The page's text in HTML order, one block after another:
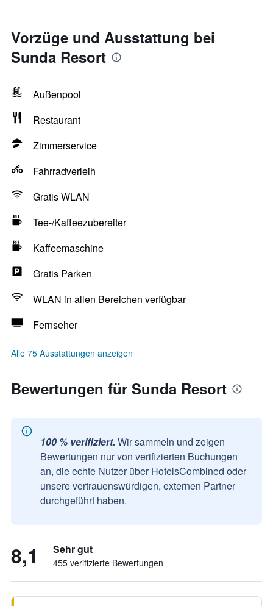
Vorzüge und Ausstattung bei
Sunda Resort
Außenpool
Restaurant
Zimmerservice
Fahrradverleih
Gratis WLAN
Tee-/Kaffeezubereiter
Kaffeemaschine
Gratis Parken
WLAN in allen Bereichen verfügbar
Fernseher
Alle 75 Ausstattungen anzeigen
Bewertungen für Sunda Resort
100 % verifiziert. Wir sammeln und zeigen
Bewertungen nur von verifizierten Buchungen
an, die echte Nutzer über HotelsCombined oder
unsere vertrauenswürdigen, externen Partner
durchgeführt haben.
8,1 Sehr gut
455 verifizierte Bewertungen